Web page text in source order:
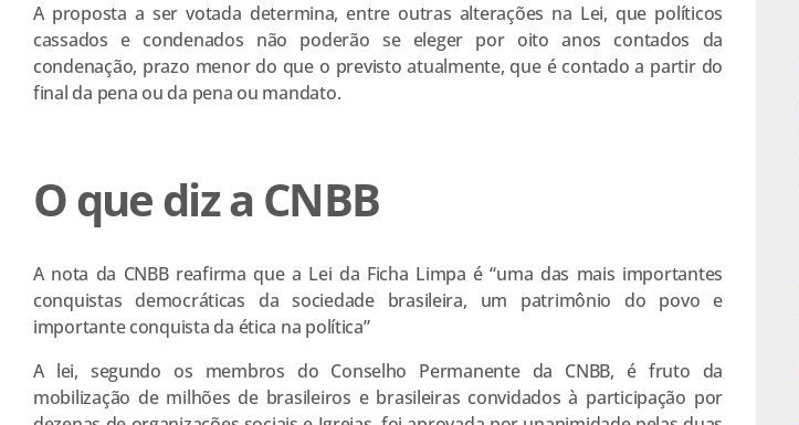
A proposta a ser votada determina, entre outras alterações na Lei, que políticos
cassados e condenados não poderão se eleger por oito anos contados da
condenação, prazo menor do que o previsto atualmente, que é contado a partir do
final da pena ou da pena ou mandato.
O que diz a CNBB
A nota da CNBB reafirma que a Lei da Ficha Limpa é “uma das mais importantes
conquistas democráticas da sociedade brasileira, um patrimônio do povo e
importante conquista da ética na política”
A lei, segundo os membros do Conselho Permanente da CNBB, é fruto da
mobilização de milhões de brasileiros e brasileiras convidados à participação por